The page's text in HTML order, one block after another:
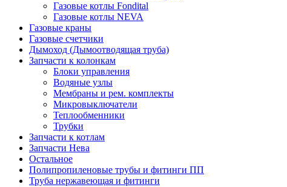
Газовые котлы Fondital
Газовые котлы NEVA
Газовые краны
Газовые счетчики
Дымоход (Дымоотводящая труба)
Запчасти к колонкам
Блоки управления
Водяные узлы
Мембраны и рем. комплекты
Микровыключатели
Теплообменники
Трубки
Запчасти к котлам
Запчасти Нева
Остальное
Полипропиленовые трубы и фитинги ПП
Труба нержавеющая и фитинги